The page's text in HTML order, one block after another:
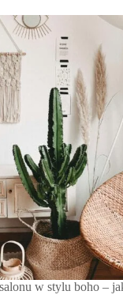
w stylu boho –